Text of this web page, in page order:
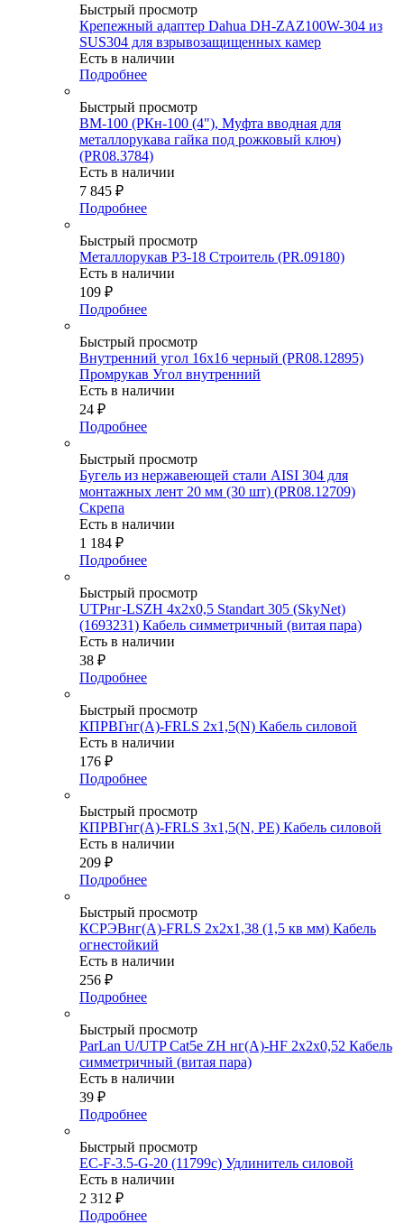
Быстрый просмотр
Крепежный адаптер Dahua DH-ZAZ100W-304 из
SUS304 для взрывозащищенных камер
Есть в наличии
Подробнее
Быстрый просмотр
ВМ-100 (РКн-100 (4"), Муфта вводная для
металлорукава гайка под рожковый ключ)
(PR08.3784)
Есть в наличии
7 845 ₽
Подробнее
Быстрый просмотр
Металлорукав Р3-18 Строитель (PR.09180)
Есть в наличии
109 ₽
Подробнее
Быстрый просмотр
Внутренний угол 16х16 черный (PR08.12895)
Промрукав Угол внутренний
Есть в наличии
24 ₽
Подробнее
Быстрый просмотр
Бугель из нержавеющей стали AISI 304 для
монтажных лент 20 мм (30 шт) (PR08.12709)
Скрепа
Есть в наличии
1 184 ₽
Подробнее
Быстрый просмотр
UTPнг-LSZH 4х2х0,5 Standart 305 (SkyNet)
(1693231) Кабель симметричный (витая пара)
Есть в наличии
38 ₽
Подробнее
Быстрый просмотр
КПРВГнг(А)-FRLS 2х1,5(N) Кабель силовой
Есть в наличии
176 ₽
Подробнее
Быстрый просмотр
КПРВГнг(А)-FRLS 3х1,5(N, PE) Кабель силовой
Есть в наличии
209 ₽
Подробнее
Быстрый просмотр
КСРЭВнг(А)-FRLS 2х2х1,38 (1,5 кв мм) Кабель
огнестойкий
Есть в наличии
256 ₽
Подробнее
Быстрый просмотр
ParLan U/UTP Cat5e ZH нг(А)-HF 2х2х0,52 Кабель
симметричный (витая пара)
Есть в наличии
39 ₽
Подробнее
Быстрый просмотр
EC-F-3.5-G-20 (11799c) Удлинитель силовой
Есть в наличии
2 312 ₽
Подробнее